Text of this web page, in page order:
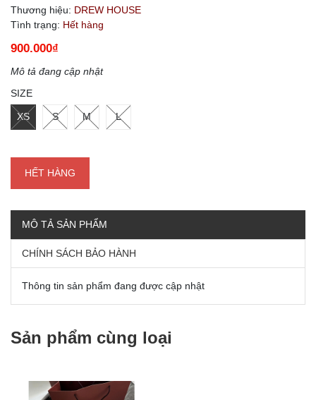
Thương hiệu: DREW HOUSE
Tình trạng: Hết hàng
900.000₫
Mô tả đang cập nhật
SIZE
XS S M L
HẾT HÀNG
MÔ TẢ SẢN PHẨM
CHÍNH SÁCH BẢO HÀNH
Thông tin sản phẩm đang được cập nhật
Sản phẩm cùng loại